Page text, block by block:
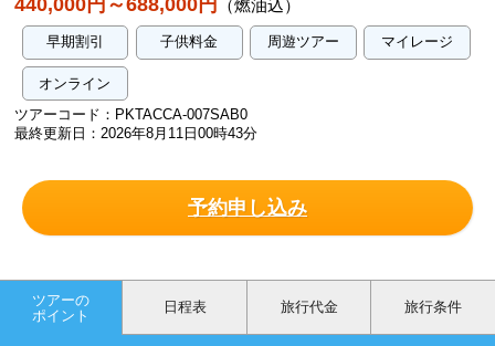
440,000円～688,000円 （燃油込）
早期割引 子供料金 周遊ツアー マイレージ
オンライン
ツアーコード：PKTACCA-007SAB0
最終更新日：2026年8月11日00時43分
予約申し込み
ツアーの
ポイント
日程表 旅行代金 旅行条件